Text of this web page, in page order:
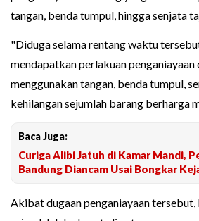
tangan, benda tumpul, hingga senjata
"Diduga selama rentang waktu
mendapatkan perlakuan
menggunakan tangan, benda tumpul,
kehilangan sejumlah barang berharga
Baca Juga:
Curiga Alibi Jatuh di Kamar Mandi,
Bandung Diancam Usai Bongkar
Akibat dugaan penganiayaan